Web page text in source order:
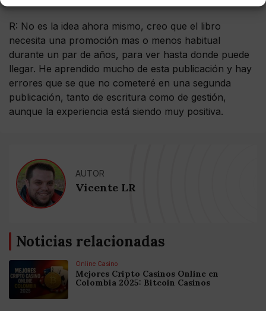
R: No es la idea ahora mismo, creo que el libro
necesita una promoción mas o menos habitual
durante un par de años, para ver hasta donde puede
llegar. He aprendido mucho de esta publicación y hay
errores que se que no cometeré en una segunda
publicación, tanto de escritura como de gestión,
aunque la experiencia está siendo muy positiva.
AUTOR
Vicente LR
Noticias relacionadas
Online Casino
Mejores Cripto Casinos Online en
Colombia 2025: Bitcoin Casinos